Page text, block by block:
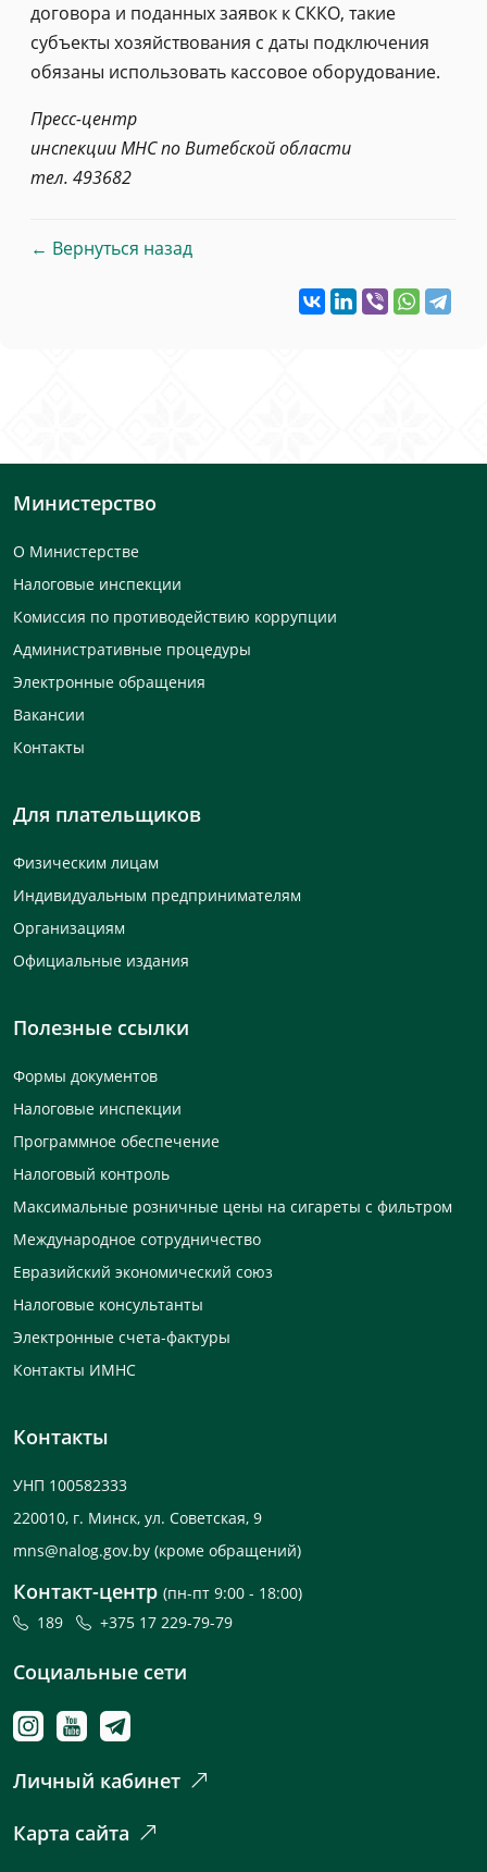
договора и поданных заявок к СККО, такие
субъекты хозяйствования с даты подключения
обязаны использовать кассовое оборудование.
Пресс-центр
инспекции МНС по Витебской области
тел. 493682
← Вернуться назад
Министерство
О Министерстве
Налоговые инспекции
Комиссия по противодействию коррупции
Административные процедуры
Электронные обращения
Вакансии
Контакты
Для плательщиков
Физическим лицам
Индивидуальным предпринимателям
Организациям
Официальные издания
Полезные ссылки
Формы документов
Налоговые инспекции
Программное обеспечение
Налоговый контроль
Максимальные розничные цены на сигареты с фильтром
Международное сотрудничество
Евразийский экономический союз
Налоговые консультанты
Электронные счета-фактуры
Контакты ИМНС
Контакты
УНП 100582333
220010, г. Минск, ул. Советская, 9
mns@nalog.gov.by (кроме обращений)
Контакт-центр (пн-пт 9:00 - 18:00)
189
+375 17 229-79-79
Социальные сети
Личный кабинет
Карта сайта